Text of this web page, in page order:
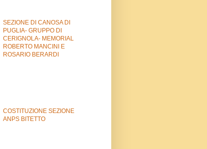
SEZIONE DI CANOSA DI
PUGLIA- GRUPPO DI
CERIGNOLA- MEMORIAL
ROBERTO MANCINI E
ROSARIO BERARDI
COSTITUZIONE SEZIONE
ANPS BITETTO